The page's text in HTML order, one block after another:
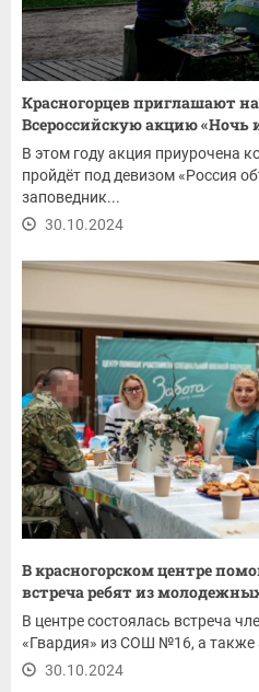
Красногорцев приглашают
Всероссийскую акцию «Ночь
В этом году акция приурочена
пройдёт под девизом «Россия
заповедник...
30.10.2024
В красногорском центре
встреча ребят из
В центре состоялась встреча
«Гвардия» из СОШ №16, а также
30.10.2024